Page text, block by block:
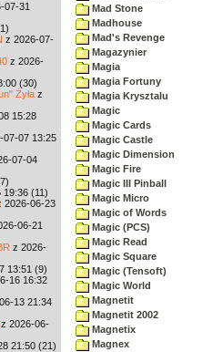
07-31
z 2026-07-
z 2026-
(30)
Żyła z
15:28
07-07 13:25
07-04
19:36 (11)
2026-06-23
06-21
z 2026-
13:51 (9)
16 16:32
13 21:34
z 2026-06-
21:50 (21)
Mad Stone
Madhouse
Mad's Revenge
Magazynier
Magia
Magia Fortuny
Magia Krysztalu
Magic
Magic Cards
Magic Castle
Magic Dimension
Magic Fire
Magic III Pinball
Magic Micro
Magic of Words
Magic (PCS)
Magic Read
Magic Square
Magic (Tensoft)
Magic World
Magnetit
Magnetit 2002
Magnetix
Magnex